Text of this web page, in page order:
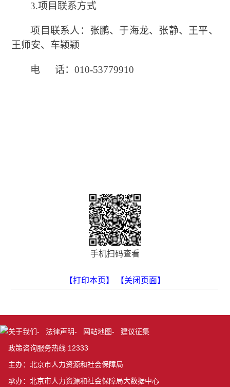
3.项目联系方式
项目联系人：张鹏、于海龙、张静、王平、
王师安、车颖颖
电 话：010-53779910
手机扫码查看
【打印本页】 【关闭页面】
关于我们- 法律声明- 网站地图- 建议征集
政策咨询服务热线 12333
主办：北京市人力资源和社会保障局
承办：北京市人力资源和社会保障局大数据中心